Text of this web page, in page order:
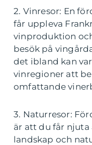
2. Vinresor: En
får uppleva
vinproduktion
besök på
det ibland kan
vinregioner att
omfattande
3. Naturresor:
är att du får njuta
landskap och